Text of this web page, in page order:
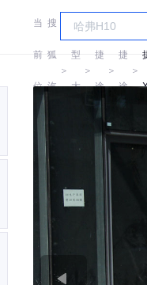
当
前
位
置:
搜
狐
汽
＞
车
型
大
＞
捷
途
＞
捷
途
＞